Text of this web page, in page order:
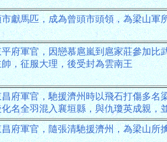
獻馬匹，成為曾頭市頭領，為梁山軍
府軍官，因戀慕扈嵐到扈家莊參加比
，征服大理，後受封為雲南王
府軍官，馳援濟州時以飛石打傷多名
名全羽混入襄垣縣，與仇瓊英成親，
府軍官，隨張清馳援濟州，為梁山所